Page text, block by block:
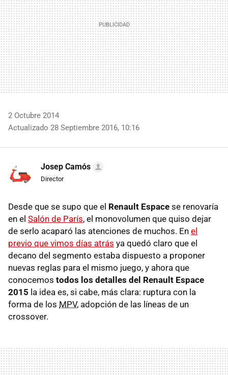
2 Octubre 2014
Actualizado 28 Septiembre 2016, 10:16
Josep Camós
Director
Desde que se supo que el Renault Espace se renovaría
en el Salón de París, el monovolumen que quiso dejar
de serlo acaparó las atenciones de muchos. En el
previo que vimos días atrás ya quedó claro que el
decano del segmento estaba dispuesto a proponer
nuevas reglas para el mismo juego, y ahora que
conocemos todos los detalles del Renault Espace
2015 la idea es, si cabe, más clara: ruptura con la
forma de los MPV, adopción de las líneas de un
crossover.